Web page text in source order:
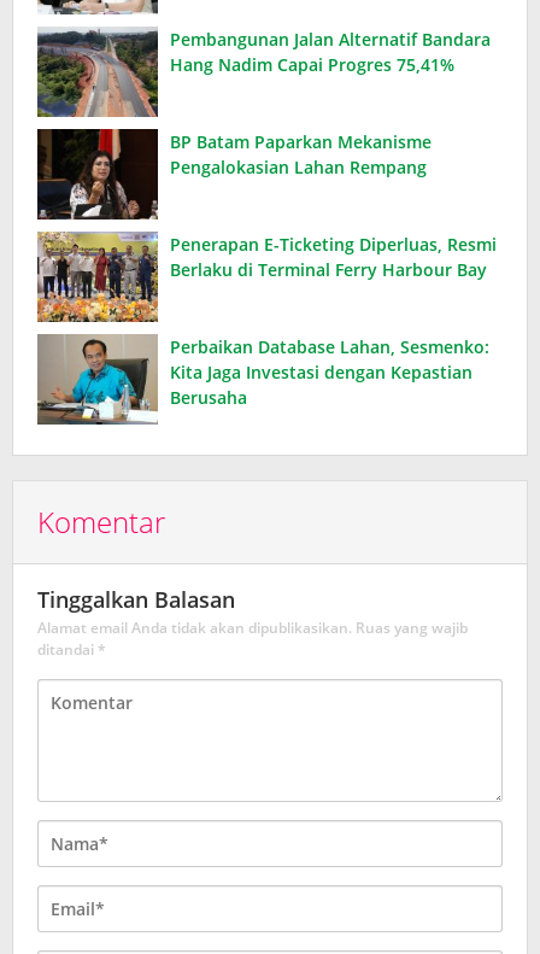
Pembangunan Jalan Alternatif Bandara
Hang Nadim Capai Progres 75,41%
BP Batam Paparkan Mekanisme
Pengalokasian Lahan Rempang
Penerapan E-Ticketing Diperluas, Resmi
Berlaku di Terminal Ferry Harbour Bay
Perbaikan Database Lahan, Sesmenko:
Kita Jaga Investasi dengan Kepastian
Berusaha
Komentar
Tinggalkan Balasan
Alamat email Anda tidak akan dipublikasikan. Ruas yang wajib
ditandai *